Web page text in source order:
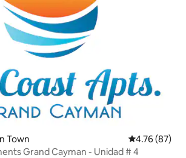
Town Calificación
4.76 (87)
Grand Cayman - Unidad # 4